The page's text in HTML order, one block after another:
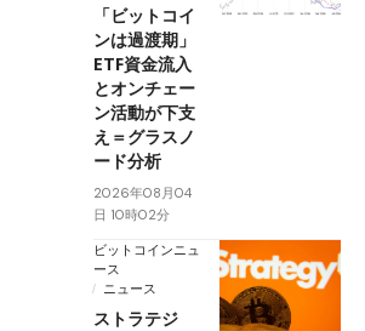
「ビットコイ
ンは過渡期」
ETF資金流入
とオンチェー
ン活動が下支
え＝グラスノ
ード分析
2026年08月04
日 10時02分
ビットコインニュ
ース
ニュース
ストラテジ